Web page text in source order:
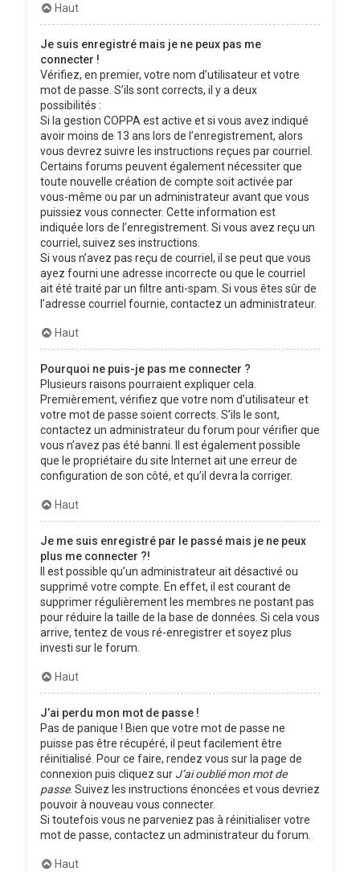
Haut
Je suis enregistré mais je ne peux pas me
connecter !
Vérifiez, en premier, votre nom d’utilisateur et votre
mot de passe. S’ils sont corrects, il y a deux
possibilités :
Si la gestion COPPA est active et si vous avez indiqué
avoir moins de 13 ans lors de l’enregistrement, alors
vous devrez suivre les instructions reçues par courriel.
Certains forums peuvent également nécessiter que
toute nouvelle création de compte soit activée par
vous-même ou par un administrateur avant que vous
puissiez vous connecter. Cette information est
indiquée lors de l’enregistrement. Si vous avez reçu un
courriel, suivez ses instructions.
Si vous n’avez pas reçu de courriel, il se peut que vous
ayez fourni une adresse incorrecte ou que le courriel
ait été traité par un filtre anti-spam. Si vous êtes sûr de
l’adresse courriel fournie, contactez un administrateur.
Haut
Pourquoi ne puis-je pas me connecter ?
Plusieurs raisons pourraient expliquer cela.
Premièrement, vérifiez que votre nom d’utilisateur et
votre mot de passe soient corrects. S’ils le sont,
contactez un administrateur du forum pour vérifier que
vous n’avez pas été banni. Il est également possible
que le propriétaire du site Internet ait une erreur de
configuration de son côté, et qu’il devra la corriger.
Haut
Je me suis enregistré par le passé mais je ne peux
plus me connecter ?!
Il est possible qu’un administrateur ait désactivé ou
supprimé votre compte. En effet, il est courant de
supprimer régulièrement les membres ne postant pas
pour réduire la taille de la base de données. Si cela vous
arrive, tentez de vous ré-enregistrer et soyez plus
investi sur le forum.
Haut
J’ai perdu mon mot de passe !
Pas de panique ! Bien que votre mot de passe ne
puisse pas être récupéré, il peut facilement être
réinitialisé. Pour ce faire, rendez vous sur la page de
connexion puis cliquez sur J’ai oublié mon mot de
passe. Suivez les instructions énoncées et vous devriez
pouvoir à nouveau vous connecter.
Si toutefois vous ne parveniez pas à réinitialiser votre
mot de passe, contactez un administrateur du forum.
Haut